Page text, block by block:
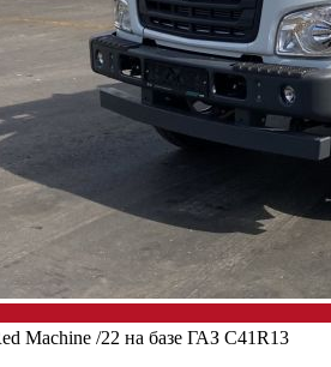
Machine /22 на базе ГАЗ C41R13